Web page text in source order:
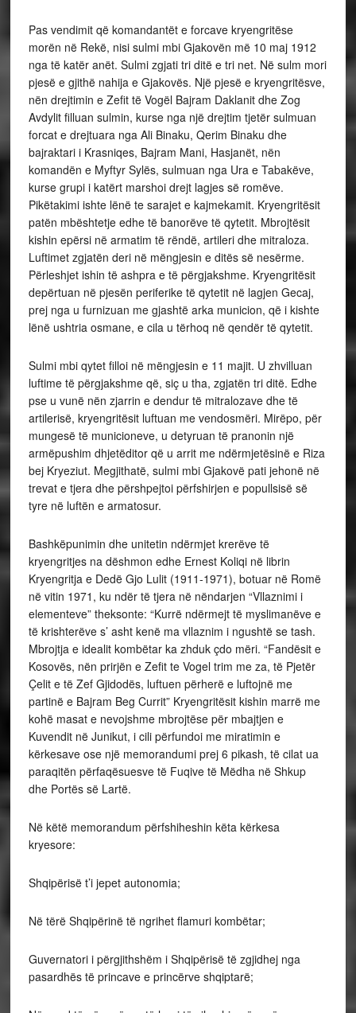
Pas vendimit që komandantët e forcave kryengritëse
morën në Rekë, nisi sulmi mbi Gjakovën më 10 maj 1912
nga të katër anët. Sulmi zgjati tri ditë e tri net. Në sulm mori
pjesë e gjithë nahija e Gjakovës. Një pjesë e kryengritësve,
nën drejtimin e Zefit të Vogël Bajram Daklanit dhe Zog
Avdylit filluan sulmin, kurse nga një drejtim tjetër sulmuan
forcat e drejtuara nga Ali Binaku, Qerim Binaku dhe
bajraktari i Krasniqes, Bajram Mani, Hasjanët, nën
komandën e Myftyr Sylës, sulmuan nga Ura e Tabakëve,
kurse grupi i katërt marshoi drejt lagjes së romëve.
Pikëtakimi ishte lënë te sarajet e kajmekamit. Kryengritësit
patën mbështetje edhe të banorëve të qytetit. Mbrojtësit
kishin epërsi në armatim të rëndë, artileri dhe mitraloza.
Luftimet zgjatën deri në mëngjesin e ditës së nesërme.
Përleshjet ishin të ashpra e të përgjakshme. Kryengritësit
depërtuan në pjesën periferike të qytetit në lagjen Gecaj,
prej nga u furnizuan me gjashtë arka municion, që i kishte
lënë ushtria osmane, e cila u tërhoq në qendër të qytetit.
Sulmi mbi qytet filloi në mëngjesin e 11 majit. U zhvilluan
luftime të përgjakshme që, siç u tha, zgjatën tri ditë. Edhe
pse u vunë nën zjarrin e dendur të mitralozave dhe të
artilerisë, kryengritësit luftuan me vendosmëri. Mirëpo, për
mungesë të municioneve, u detyruan të pranonin një
armëpushim dhjetëditor që u arrit me ndërmjetësinë e Riza
bej Kryeziut. Megjithatë, sulmi mbi Gjakovë pati jehonë në
trevat e tjera dhe përshpejtoi përfshirjen e popullsisë së
tyre në luftën e armatosur.
Bashkëpunimin dhe unitetin ndërmjet krerëve të
kryengritjes na dëshmon edhe Ernest Koliqi në librin
Kryengritja e Dedë Gjo Lulit (1911-1971), botuar në Romë
në vitin 1971, ku ndër të tjera në nëndarjen “Vllaznimi i
elementeve” theksonte: “Kurrë ndërmejt të myslimanëve e
të krishterëve s’ asht kenë ma vllaznim i ngushtë se tash.
Mbrojtja e idealit kombëtar ka zhduk çdo mëri. “Fandësit e
Kosovës, nën prirjën e Zefit te Vogel trim me za, të Pjetër
Çelit e të Zef Gjidodës, luftuen përherë e luftojnë me
partinë e Bajram Beg Currit” Kryengritësit kishin marrë me
kohë masat e nevojshme mbrojtëse për mbajtjen e
Kuvendit në Junikut, i cili përfundoi me miratimin e
kërkesave ose një memorandumi prej 6 pikash, të cilat ua
paraqitën përfaqësuesve të Fuqive të Mëdha në Shkup
dhe Portës së Lartë.
Në këtë memorandum përfshiheshin këta kërkesa
kryesore:
Shqipërisë t’i jepet autonomia;
Në tërë Shqipërinë të ngrihet flamuri kombëtar;
Guvernatori i përgjithshëm i Shqipërisë të zgjidhej nga
pasardhës të princave e princërve shqiptarë;